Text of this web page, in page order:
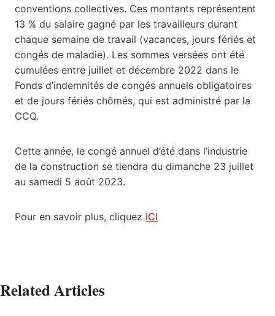
conventions collectives. Ces montants représentent
13 % du salaire gagné par les travailleurs durant
chaque semaine de travail (vacances, jours fériés et
congés de maladie). Les sommes versées ont été
cumulées entre juillet et décembre 2022 dans le
Fonds d’indemnités de congés annuels obligatoires
et de jours fériés chômés, qui est administré par la
CCQ.
Cette année, le congé annuel d’été dans l’industrie
de la construction se tiendra du dimanche 23 juillet
au samedi 5 août 2023.
Pour en savoir plus, cliquez ICI
Related Articles